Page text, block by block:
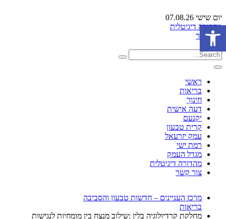
פתח סרגל נגישות
יום שישי 07.08.26
מהדורה דיגיטלית
צור קשר
ראשי
בריאות
חינוך
דעה אישית
יקנעם
קרית טבעון
עמק יזרעאל
רמת ישי
מגדל העמק
מהדורה דיגיטלית
צור קשר
מרכז העניינים – חדשות טבעון והסביבה
בריאות
מחלקת קרדיולוגיה בלין :שילוב מנצח בין מומחיות לנגישות